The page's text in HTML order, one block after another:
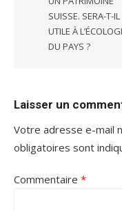
SUISSE. SERA-T-IL
UTILE À
DU PAYS ?
Laisser un
Votre adresse e-mail
obligatoires sont
Commentaire *